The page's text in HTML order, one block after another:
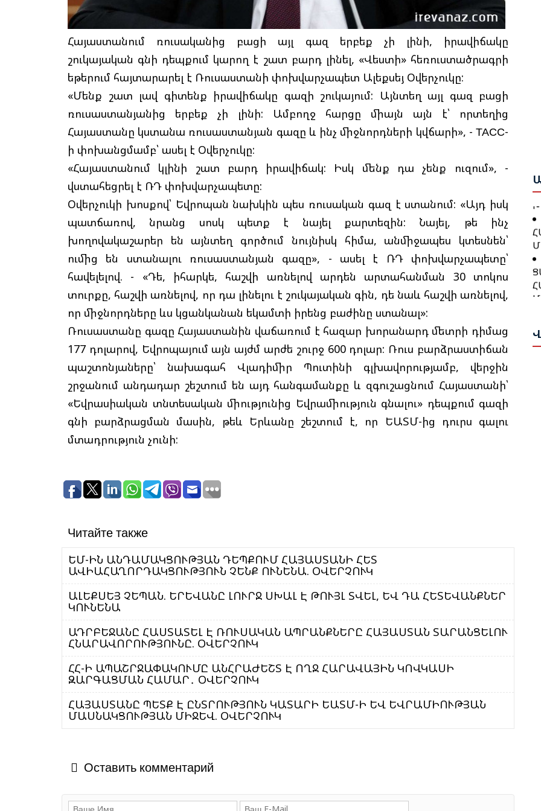
Հայաստանում ռուսականից բացի այլ գազ երբեք չի լինի, իրավիճակը
շուկայական գնի դեպքում կարող է շատ բարդ լինել, «Վեստի» հեռուստածրագրի
եթերում հայտարարել է Ռուսաստանի փոխվարչապետ Ալեքսեյ Օվերչուկը:
«Մենք շատ լավ գիտենք իրավիճակը գազի շուկայում: Այնտեղ այլ գազ բացի
ռուսաստանյանից երբեք չի լինի: Ամբողջ հարցը միայն այն է՝ որտեղից
Հայաստանը կստանա ռուսաստանյան գազը և ինչ միջնորդների կվճարի», - ТАСС-
ի փոխանցմամբ՝ ասել է Օվերչուկը:
«Հայաստանում կլինի շատ բարդ իրավիճակ: Իսկ մենք դա չենք ուզում», -
վստահեցրել է ՌԴ փոխվարչապետը:
Օվերչուկի խոսքով՝ Եվրոպան նախկին պես ռուսական գազ է ստանում: «Այդ իսկ
պատճառով, նրանց սոսկ պետք է նայել քարտեզին: Նայել, թե ինչ
խողովակաշարեր են այնտեղ գործում նույնիսկ հիմա, անմիջապես կտեսնեն՝
ումից են ստանալու ռուսաստանյան գազը», - ասել է ՌԴ փոխվարչապետը՝
հավելելով. - «Դե, իհարկե, հաշվի առնելով արդեն արտահանման 30 տոկոս
տուրքը, հաշվի առնելով, որ դա լինելու է շուկայական գին, դե նաև հաշվի առնելով,
որ միջնորդները ևս կցանկանան եկամտի իրենց բաժինը ստանալ»:
Ռուսաստանը գազը Հայաստանին վաճառում է հազար խորանարդ մետրի դիմաց
177 դոլարով, Եվրոպայում այն այժմ արժե շուրջ 600 դոլար: Ռուս բարձրաստիճան
պաշտոնյաները՝ նախագահ Վլադիմիր Պուտինի գլխավորությամբ, վերջին
շրջանում անդադար շեշտում են այդ հանգամանքը և զգուշացնում Հայաստանի՝
«Եվրասիական տնտեսական միությունից Եվրամիություն գնալու» դեպքում գազի
գնի բարձրացման մասին, թեև Երևանը շեշտում է, որ ԵԱՏՄ-ից դուրս գալու
մտադրություն չունի:
Читайте также
ԵՄ-ԻՆ ԱՆԴԱՄԱԿՑՈՒԹՅԱՆ ԴԵՊՔՈՒՄ ՀԱՅԱՍՏԱՆԻ ՀԵՏ
ԱՎԻԱՀԱՂՈՐԴԱԿՑՈՒԹՅՈՒՆ ՉԵՆՔ ՈՒՆԵՆԱ. ՕՎԵՐՉՈՒԿ
ԱԼԵՔՍԵՅ ՉԵՊԱՆ. ԵՐԵՎԱՆԸ ԼՈՒՐՋ ՍԽԱԼ Է ԹՈՒՅԼ ՏՎԵԼ, ԵՎ ԴԱ ՀԵՏԵՎԱՆՔՆԵՐ
ԿՈՒՆԵՆԱ
ԱԴՐԲԵՋԱՆԸ ՀԱՍՏԱՏԵԼ Է ՌՈՒՍԱԿԱՆ ԱՊՐԱՆՔՆԵՐԸ ՀԱՅԱՍՏԱՆ ՏԱՐԱՆՑԵԼՈՒ
ՀՆԱՐԱՎՈՐՈՒԹՅՈՒՆԸ. ՕՎԵՐՉՈՒԿ
ՀՀ-Ի ԱՊԱՇՐՋԱՓԱԿՈՒՄԸ ԱՆՀՐԱԺԵՇՏ Է ՈՂՋ ՀԱՐԱՎԱՅԻՆ ԿՈՎԿԱՍԻ
ԶԱՐԳԱՑՄԱՆ ՀԱՄԱՐ․ ՕՎԵՐՉՈՒԿ
ՀԱՅԱՍՏԱՆԸ ՊԵՏՔ Է ԸՆՏՐՈՒԹՅՈՒՆ ԿԱՏԱՐԻ ԵԱՏՄ-Ի ԵՎ ԵՎՐԱՄԻՈՒԹՅԱՆ
ՄԱՍՆԱԿՑՈՒԹՅԱՆ ՄԻՋԵՎ. ՕՎԵՐՉՈՒԿ
Оставить комментарий